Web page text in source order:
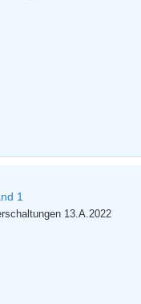
1
13.A.2022